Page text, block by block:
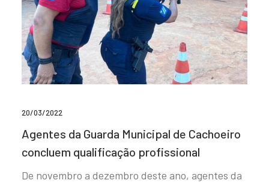
20/03/2022
Agentes da Guarda Municipal de Cachoeiro
concluem qualificação profissional
De novembro a dezembro deste ano, agentes da